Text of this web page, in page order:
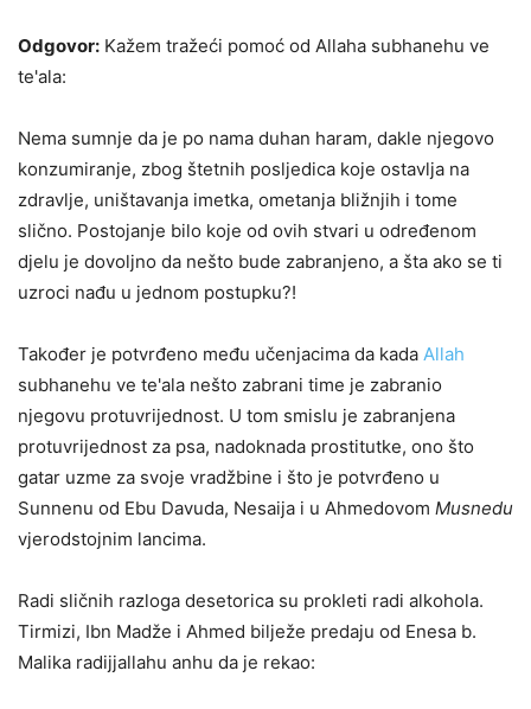
Odgovor: Kažem tražeći pomoć od Allaha subhanehu ve
te'ala:
Nema sumnje da je po nama duhan haram, dakle njegovo
konzumiranje, zbog štetnih posljedica koje ostavlja na
zdravlje, uništavanja imetka, ometanja bližnjih i tome
slično. Postojanje bilo koje od ovih stvari u određenom
djelu je dovoljno da nešto bude zabranjeno, a šta ako se ti
uzroci nađu u jednom postupku?!
Također je potvrđeno među učenjacima da kada Allah
subhanehu ve te'ala nešto zabrani time je zabranio
njegovu protuvrijednost. U tom smislu je zabranjena
protuvrijednost za psa, nadoknada prostitutke, ono što
gatar uzme za svoje vradžbine i što je potvrđeno u
Sunnenu od Ebu Davuda, Nesaija i u Ahmedovom Musnedu
vjerodstojnim lancima.
Radi sličnih razloga desetorica su prokleti radi alkohola.
Tirmizi, Ibn Madže i Ahmed bilježe predaju od Enesa b.
Malika radijjallahu anhu da je rekao: